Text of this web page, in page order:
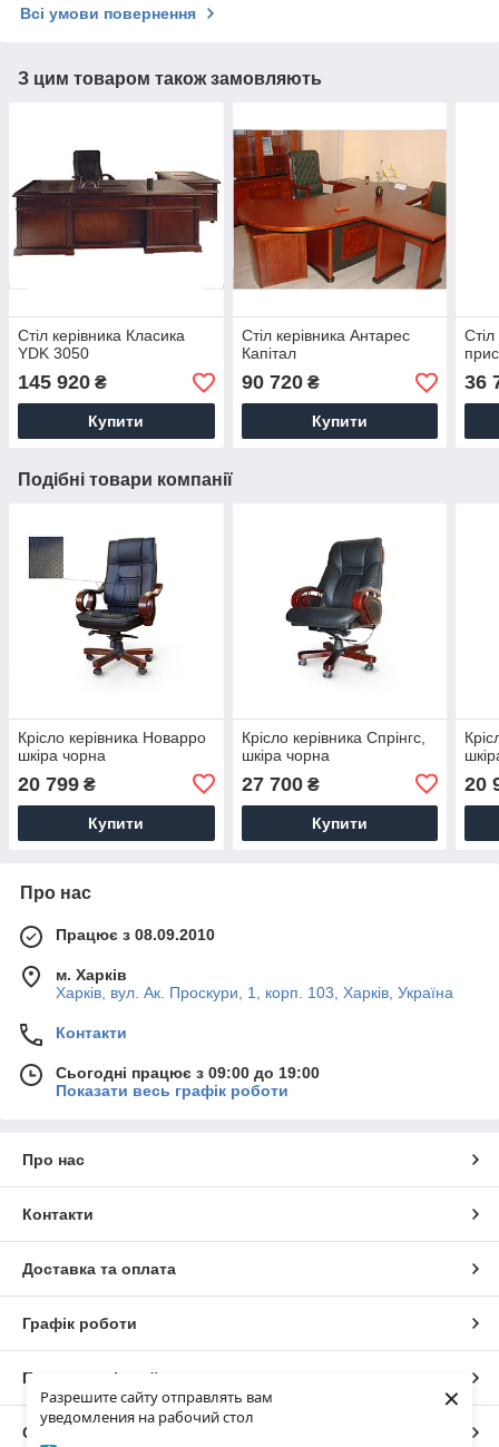
Разрешите сайту отправлять вам
уведомления на рабочий стол
×
Всі умови повернення
З цим товаром також замовляють
Стіл керівника Класика
YDK 3050
145 920 ₴
Купити
Стіл керівника Антарес
Капітал
90 720₴
Купити
36
Подібні товари компанії
Крісло керівника Новарро
шкіра чорна
20 799 ₴
Купити
Крісло керівника Спрінгс,
шкіра чорна
27 700₴
Купити
20
Про нас
Працює з 08.09.2010
м. Харків
Харків, вул. Ак. Проскури, 1, корп. 103, Харків, Україна
Контакти
Сьогодні працює з 09:00 до 19:00
Показати весь графік роботи
Про нас
Контакти
Доставка та оплата
Графік роботи
Повна версія сайту
Сайт створено на маркетплейсі